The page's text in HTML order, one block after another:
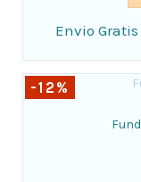
Envio Gratis
-12%